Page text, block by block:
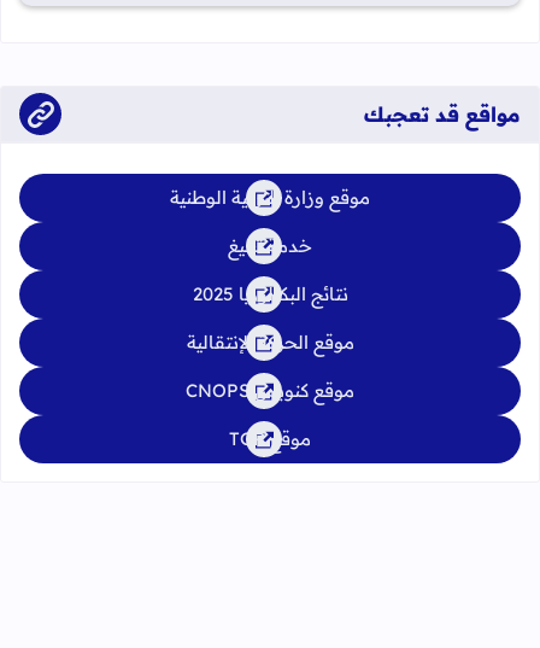
مواقع قد تعجبك
موقع وزارة التربية الوطنية
خدمة تبليغ
نتائج البكالوريا 2025
موقع الحركة الإنتقالية
موقع كنوبس CNOPS
موقع TGR